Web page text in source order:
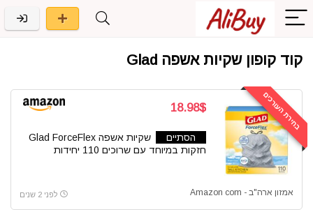
קוד קופון שקיות אשפה Glad
בחירת העורכים 18.98$
הסתיים
שקיות אשפה Glad ForceFlex
חזקות במיוחד עם שרוכים 110 יחידות
אמזון ארה"ב - Amazon com לפני 2 שנים